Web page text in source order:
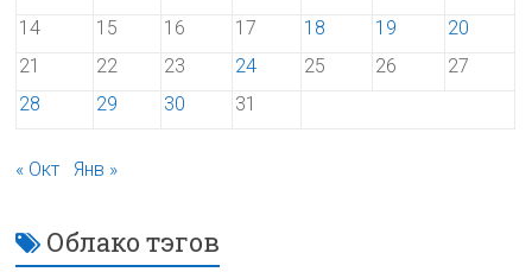
14
15 16 17 18 19
20
21
22 23 24 25 26
27
28
29 30 31
« Окт Янв »
Облако тэгов